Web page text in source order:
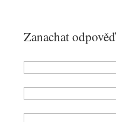
Zanachat odpověď